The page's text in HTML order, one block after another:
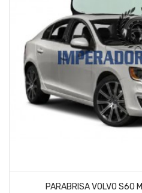
PARABRISA VOLVO S60